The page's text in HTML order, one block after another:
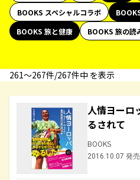
BOOKS スペシャルコラボ
BOOKS 旅と健康
BOOKS 旅の読
261〜267件/267件中 を表示
人情ヨーロ
るされて
BOOKS
2016.10.07 発売